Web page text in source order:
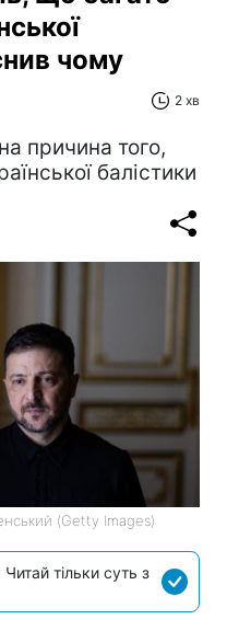
чому
2 хв
причина того,
балістики
(Getty Images)
тільки суть з